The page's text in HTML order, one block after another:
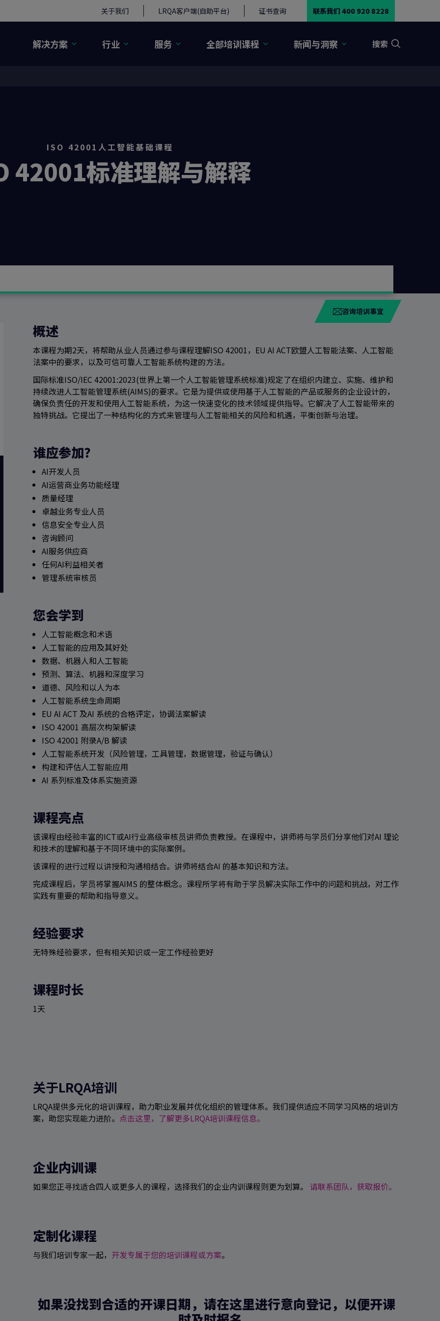
关于我们 LRQA客户端(自助平台) 证书查询 联系我们 400 920 8228
解决方案 行业 服务 全部培训课程 新闻与洞察 搜索
搜索
42001标准理解与解释
ISO 42001人工智能基础课程
咨询培训事宜
概述
本课程为期2天，将帮助从业人员通过参与课程理解ISO 42001，EU AI ACT欧盟人工智能法案、人工智能
法案中的要求，以及可信可靠人工智能系统构建的方法。
国际标准ISO/IEC 42001:2023(世界上第一个人工智能管理系统标准)规定了在组织内建立、实施、维护和
持续改进人工智能管理系统(AIMS)的要求。它是为提供或使用基于人工智能的产品或服务的企业设计的，
确保负责任的开发和使用人工智能系统，为这一快速变化的技术领域提供指导。它解决了人工智能带来的
独特挑战。它提出了一种结构化的方式来管理与人工智能相关的风险和机遇，平衡创新与治理。
谁应参加？
AI开发人员
AI运营商业务功能经理
质量经理
卓越业务专业人员
信息安全专业人员
咨询顾问
AI服务供应商
任何AI利益相关者
管理系统审核员
您会学到
人工智能概念和术语
人工智能的应用及其好处
数据、机器人和人工智能
预测、算法、机器和深度学习
道德、风险和以人为本
人工智能系统生命周期
EU AI ACT 及AI 系统的合格评定，协调法案解读
ISO 42001 高层次构架解读
ISO 42001 附录A/B 解读
人工智能系统开发（风险管理，工具管理，数据管理，验证与确认）
构建和评估人工智能应用
AI 系列标准及体系实施资源
课程亮点
该课程由经验丰富的ICT或AI行业高级审核员讲师负责教授。在课程中，讲师将与学员们分享他们对AI 理论
和技术的理解和基于不同环境中的实际案例。
该课程的进行过程以讲授和沟通相结合。讲师将结合AI 的基本知识和方法。
完成课程后，学员将掌握AIMS 的整体概念。课程所学将有助于学员解决实际工作中的问题和挑战，对工作
实践有重要的帮助和指导意义。
经验要求
无特殊经验要求，但有相关知识或一定工作经验更好
课程时长
1天
关于LRQA培训
LRQA提供多元化的培训课程，助力职业发展并优化组织的管理体系。我们提供适应不同学习风格的培训方
案，助您实现能力进阶。 点击这里，了解更多LRQA培训课程信息。
企业内训课
如果您正寻找适合四人或更多人的课程，选择我们的企业内训课程则更为划算。 请联系团队，获取报价。
定制化课程
与我们培训专家一起， 开发专属于您的培训课程或方案。
如果没找到合适的开课日期，请在这里进行意向登记，以便开课